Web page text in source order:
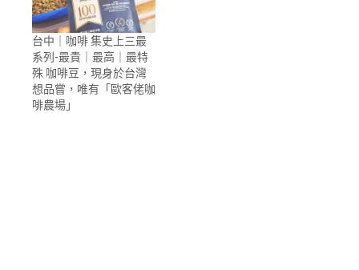
台中｜咖啡 集史上三最
系列-最貴｜最高｜最特
殊 咖啡豆，現身於台灣
想品嘗，唯有「歐客佬咖
啡農場」